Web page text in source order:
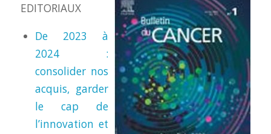
EDITORIAUX
De 2023 à
2024 :
consolider nos
acquis, garder
le cap de
l’innovation et